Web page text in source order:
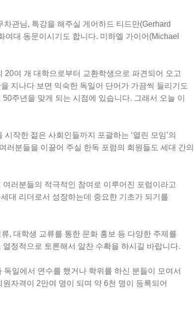
차관님, 특강을 해주실 게어하드 티드만(Gerhard
여대 동문이시기도 합니다. 미하엘 가이어 (Michael
20여 개 대학으로부터 교환학생으로 파견되어 오고
지나다 보면 익숙한 독일어 단어가 가끔씩 들리기도
50주년을 맞게 되는 시점에 있습니다. 그래서 오늘 이
시작한 젊은 사회인들까지 포괄하는 ‘열린 모임’의
여러분들을 이끌어 주실 한독 포럼의 회원들도 세대 간의
여러분들의 적극적인 참여로 이루어진
포럼이라고
대 리더로서 성장하는데 중요한 기초가 되기를
류, 대학생 교류를 통한 문화 홍보 등 다양한 주제를
열정적으로 토론해서 알찬 수확을 하시길 바랍니다.
독일에서 연수를 했거나 학위를 하신 분들이
모여서
원자격이 2만여 명이 되며 약 6천 명이
등록되어